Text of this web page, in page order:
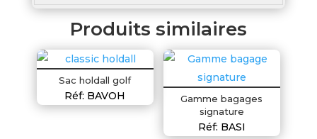
Produits similaires
Sac holdall golf
Réf: BAVOH
Gamme bagages
signature
Réf: BASI